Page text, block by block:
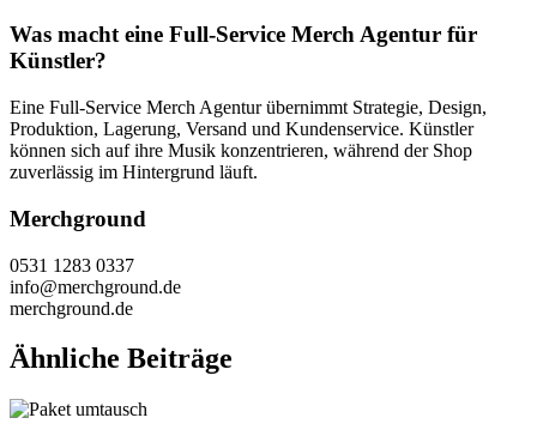
Was macht eine Full-Service Merch Agentur für
Künstler?
Eine Full-Service Merch Agentur übernimmt Strategie, Design,
Produktion, Lagerung, Versand und Kundenservice. Künstler
können sich auf ihre Musik konzentrieren, während der Shop
zuverlässig im Hintergrund läuft.
Merchground
0531 1283 0337
info@merchground.de
merchground.de
Ähnliche Beiträge